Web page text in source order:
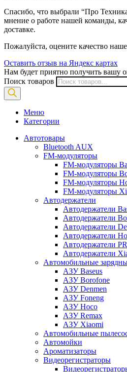
Спасибо, что выбрали “Про
мнение о работе нашей команды,
доставке.
Пожалуйста, оцените качество
Оставить отзыв на Яндекс картах
Нам будет приятно получить вашу
Поиск товаров
Меню
Категории
Автотовары
Bluetooth AUX
FM-модуляторы
FM-модуляторы
FM-модуляторы
FM-модуляторы
FM-модуляторы
Автодержатели
Автодержатели
Автодержатели
Автодержатели
Автодержатели
Автодержатели
Автодержатели
Автомобильные
АЗУ Baseus
АЗУ Borofone
АЗУ Denmen
АЗУ Foneng
АЗУ Hoco
АЗУ Remax
АЗУ Xiaomi
Автомобильные
Автомойки
Ароматизаторы
Видеорегистраторы